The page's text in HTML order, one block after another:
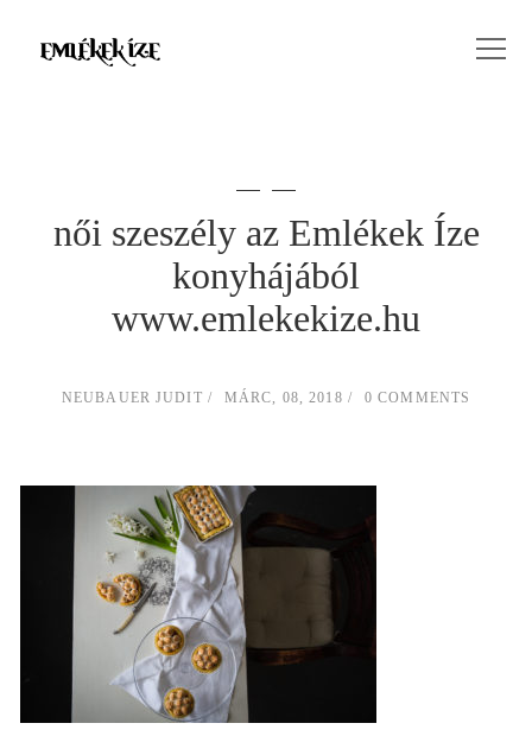
női szeszély az Emlékek Íze
konyhájából
www.emlekekize.hu
NEUBAUER JUDIT MÁRC, 08, 2018 0 COMMENTS